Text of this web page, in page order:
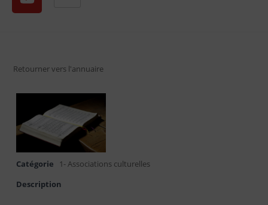
Retourner vers l'annuaire
Catégorie
1- Associations culturelles
Description